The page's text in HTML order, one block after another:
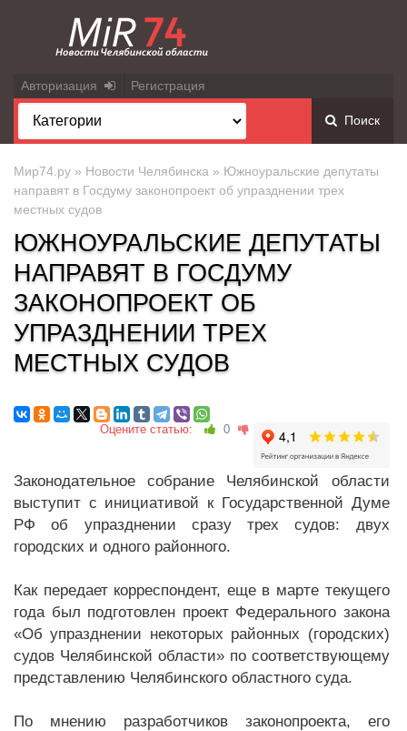
Авторизация Регистрация
Поиск
Мир74.ру » Новости Челябинска » Южноуральские депутаты
направят в Госдуму законопроект об упразднении трех
местных судов
ЮЖНОУРАЛЬСКИЕ ДЕПУТАТЫ
НАПРАВЯТ В ГОСДУМУ
ЗАКОНОПРОЕКТ ОБ
УПРАЗДНЕНИИ ТРЕХ
МЕСТНЫХ СУДОВ
Оцените статью: 0
Законодательное собрание Челябинской области
выступит с инициативой к Государственной Думе
РФ об упразднении сразу трех судов: двух
городских и одного районного.
Как передает корреспондент, еще в марте текущего
года был подготовлен проект Федерального закона
«Об упразднении некоторых районных (городских)
судов Челябинской области» по соответствующему
представлению Челябинского областного суда.
По мнению разработчиков законопроекта, его